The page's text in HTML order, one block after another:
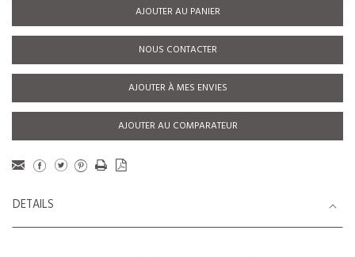
AJOUTER AU PANIER
NOUS CONTACTER
AJOUTER À MES ENVIES
AJOUTER AU COMPARATEUR
DETAILS